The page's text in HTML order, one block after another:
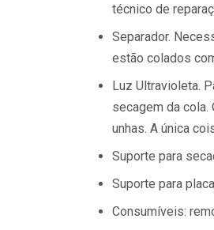
técnico de
Separador.
estão colados
Luz Ultravioleta.
secagem da
unhas. A única
Suporte para
Suporte para
Consumíveis: